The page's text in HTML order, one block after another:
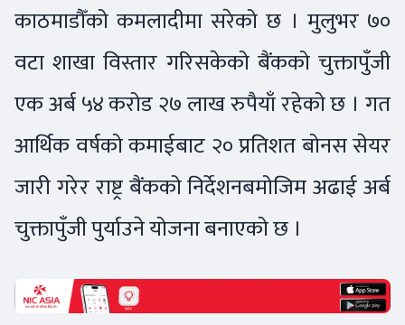
काठमाडौँको कमलादीमा सरेको छ । मुलुभर ७०
वटा शाखा विस्तार गरिसकेको बैंकको चुक्तापुँजी
एक अर्ब ५४ करोड २७ लाख रुपैयाँ रहेको छ । गत
आर्थिक वर्षको कमाईबाट २० प्रतिशत बोनस सेयर
जारी गरेर राष्ट्र बैंकको निर्देशनबमोजिम अढाई अर्ब
चुक्तापुँजी पुर्याउने योजना बनाएको छ ।